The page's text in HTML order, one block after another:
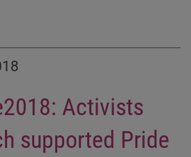
Activists
supported Pride